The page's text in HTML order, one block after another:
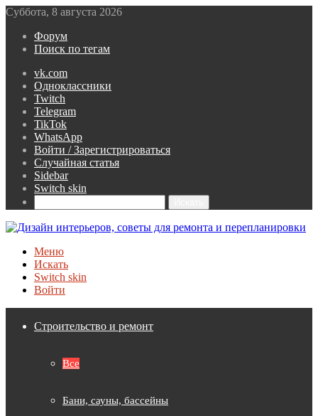
Суббота, 8 августа 2026
Форум
Поиск по тегам
vk.com
Одноклассники
Twitch
Telegram
TikTok
WhatsApp
Войти / Зарегистрироваться
Случайная статья
Sidebar
Switch skin
Меню
Искать
Switch skin
Войти
Строительство и ремонт
Все
Бани, сауны, бассейны